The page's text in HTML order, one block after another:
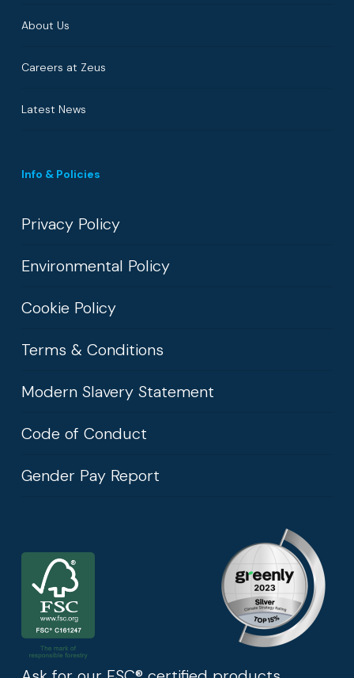
About Us
Careers at Zeus
Latest News
Info & Policies
Privacy Policy
Environmental Policy
Cookie Policy
Terms & Conditions
Modern Slavery Statement
Code of Conduct
Gender Pay Report